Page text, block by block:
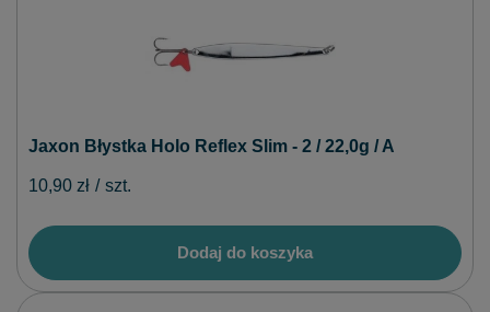
Jaxon Błystka Holo Reflex Slim - 2 / 22,0g / A
10,90 zł / szt.
Dodaj do koszyka